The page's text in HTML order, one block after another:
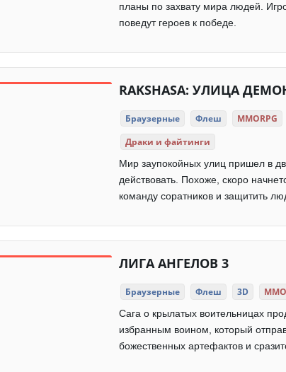
планы по захвату мира людей.
поведут героев к победе.
RAKSHASA: УЛИЦА
Браузерные Флеш MMORPG
Драки и файтинги
Мир заупокойных улиц пришел в
действовать. Похоже, скоро
команду соратников и защитить
ЛИГА АНГЕЛОВ 3
Браузерные Флеш 3D
Сага о крылатых воительницах
избранным воином, который
божественных артефактов и